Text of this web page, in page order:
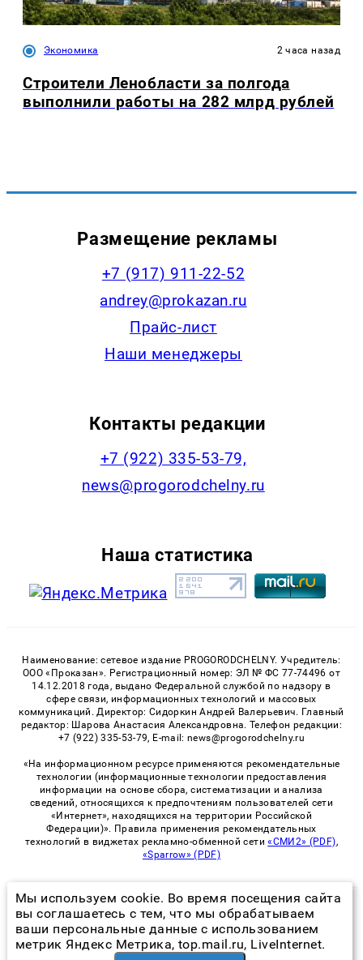
Экономика 2 часа назад
Строители Ленобласти за полгода
выполнили работы на 282 млрд рублей
Размещение рекламы
+7 (917) 911-22-52
andrey@prokazan.ru
Прайс-лист
Наши менеджеры
Контакты редакции
+7 (922) 335-53-79,
news@progorodchelny.ru
Наша статистика
Наименование: сетевое издание PROGORODCHELNY. Учредитель:
ООО «Проказан». Регистрационный номер: ЭЛ № ФС 77-74496 от
14.12.2018 года, выдано Федеральной службой по надзору в
сфере связи, информационных технологий и массовых
коммуникаций. Директор: Сидоркин Андрей Валерьевич. Главный
редактор: Шарова Анастасия Александровна. Телефон редакции:
+7 (922) 335-53-79, E-mail: news@progorodchelny.ru
«На информационном ресурсе применяются рекомендательные
технологии (информационные технологии предоставления
информации на основе сбора, систематизации и анализа
сведений, относящихся к предпочтениям пользователей сети
«Интернет», находящихся на территории Российской
Федерации)». Правила применения рекомендательных
технологий в виджетах рекламно-обменной сети«СМИ2» (PDF),
«Sparrow» (PDF)
© 2026 «PROGorodChelny» | Все права защищены
Возрастная категория сайта 16+
Политика конфиденциальности
Мы используем cookie. Во время посещения сайта
вы соглашаетесь с тем, что мы обрабатываем
ваши персональные данные с использованием
метрик Яндекс Метрика, top.mail.ru, LiveInternet.